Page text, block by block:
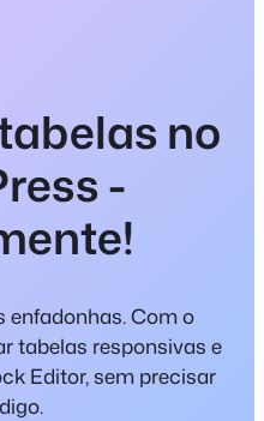
no
-
enfadonhas. Com o
tabelas responsivas e
Editor, sem precisar